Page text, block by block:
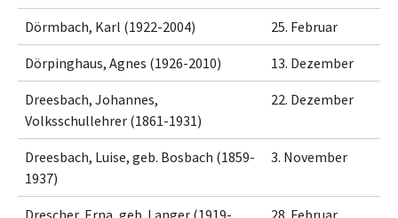
Dörmbach, Karl (1922-2004) 25. Februar
Dörpinghaus, Agnes (1926-2010) 13. Dezember
Dreesbach, Johannes,
Volksschullehrer (1861-1931)
22. Dezember
Dreesbach, Luise, geb. Bosbach (1859-
1937)
3. November
Drescher, Erna, geb. Langer (1919- 28. Februar